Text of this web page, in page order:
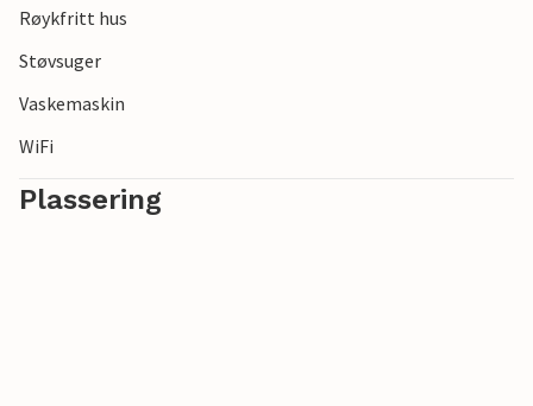
Røykfritt hus
Støvsuger
Vaskemaskin
WiFi
Plassering